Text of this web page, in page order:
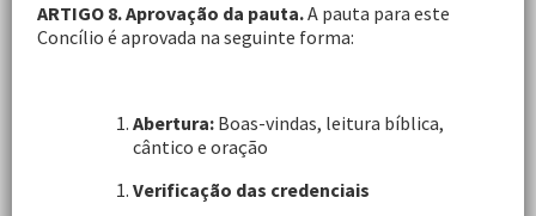
ARTIGO 8. Aprovação da pauta.A pauta para este
Concílio é aprovada na seguinte forma:
Abertura: Boas-vindas, leitura bíblica,
cântico e oração
Verificação das credenciais